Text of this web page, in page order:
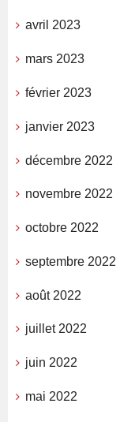
avril 2023
mars 2023
février 2023
janvier 2023
décembre 2022
novembre 2022
octobre 2022
septembre 2022
août 2022
juillet 2022
juin 2022
mai 2022